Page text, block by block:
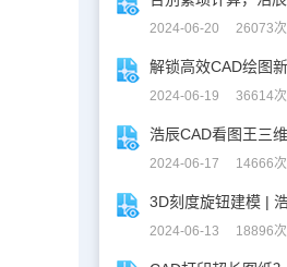
2024-06-20 26073次
2024-06-19 36614次
2024-06-17 14666次
2024-06-13 18896次